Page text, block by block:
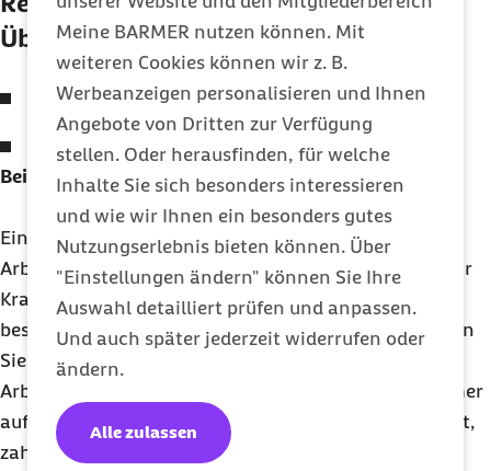
Meine BARMER nutzen können. Mit
weiteren Cookies können wir z. B.
Werbeanzeigen personalisieren und Ihnen
Angebote von Dritten zur Verfügung
stellen. Oder herausfinden, für welche
Inhalte Sie sich besonders interessieren
und wie wir Ihnen ein besonders gutes
Nutzungserlebnis bieten können. Über
"Einstellungen ändern" können Sie Ihre
Auswahl detailliert prüfen und anpassen.
Und auch später jederzeit widerrufen oder
ändern.
Alle zulassen
Übergangsbereich
Kranken- und Pflegeversicherungspflicht
Renten- und Arbeitslosenversicherungsfreiheit
Beispiel:
Ein Beschäftigter erhält ein regelmäßiges
Arbeitsentgelt in Höhe von 1.000 Euro. Der Beitrag zur
Kranken- und Pflegeversicherung wird nach einer
bestimmten Formel berechnet. Als Arbeitgeber zahlen
Sie Ihren Beitragsanteil zur Renten- und
Arbeitslosenversicherung. Verzichtet der Arbeitnehmer
auf die Befreiung von der Rentenversicherungspflicht,
zahlt dieser einen anteiligen Beitrag zur